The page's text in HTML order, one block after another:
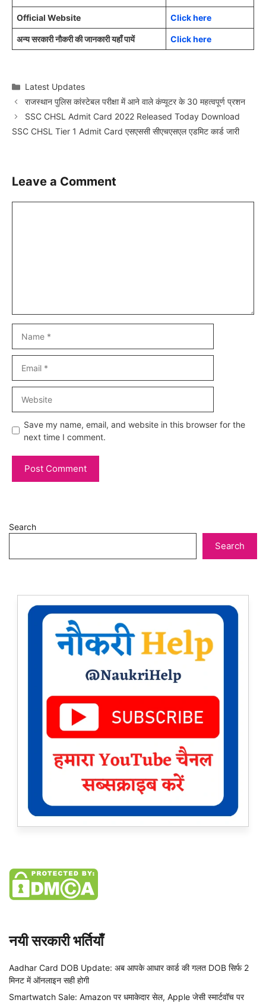
Official Website Click here
अन्य सरकारी नौकरी की जानकारी यहाँ पायें Click here
Categories
Latest Updates
राजस्थान पुलिस कांस्टेबल परीक्षा में आने वाले कंप्यूटर के 30 महत्वपूर्ण प्रशन
SSC CHSL Admit Card 2022 Released Today Download
SSC CHSL Tier 1 Admit Card एसएससी सीएचएसएल एडमिट कार्ड जारी
Leave a Comment
Save my name, email, and website in this browser for the
next time I comment.
Search
Search
नयी सरकारी भर्तियाँ
Aadhar Card DOB Update: अब आपके आधार कार्ड की गलत DOB सिर्फ 2
मिनट में ऑनलाइन सही होगी
Smartwatch Sale: Amazon पर धमाकेदार सेल, Apple जेसी स्मार्टवॉच पर